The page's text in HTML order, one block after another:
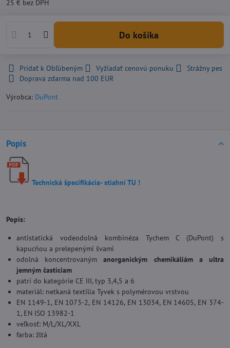
25 € bez DPH
Do košíka
Pridať k Obľúbeným Vyžiadať cenovú ponuku
Strážny pes
Doprava zdarma nad 100 EUR
Výrobca: DuPont
Popis
Technická špecifikácia- stiahni TU !
Popis:
antistatická vodeodolná kombinéza Tychem C (DuPont) s
kapucňou a prelepenými švami
odolná koncentrovanýmanorganickým chemikáliám a ultra
jemným časticiam
patrí do kategórie CE III, typ 3,4,5 a 6
materiál: netkaná textília Tyvek s polymérovou vrstvou
EN 1149-1, EN 1073-2, EN 14126, EN 13034, EN 14605, EN 374-
1, EN ISO 13982-1
veľkosť: M/L/XL/XXL
farba: žltá